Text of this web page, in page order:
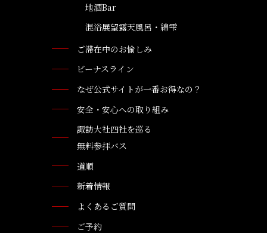
地酒Bar
混浴展望露天風呂・綿雫
ご滞在中のお愉しみ
ビーナスライン
なぜ公式サイトが一番お得なの？
安全・安心への取り組み
諏訪大社四社を巡る
無料参拝バス
道順
新着情報
よくあるご質問
ご予約